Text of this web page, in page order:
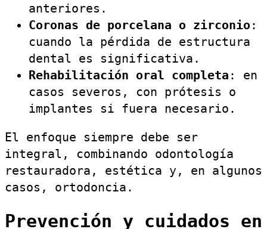
anteriores.
Coronas de porcelana o zirconio :
cuando la pérdida de estructura
dental es significativa.
Rehabilitación oral completa : en
casos severos, con prótesis o
implantes si fuera necesario.
El enfoque siempre debe ser
integral, combinando odontología
restauradora, estética y, en algunos
casos, ortodoncia.
Prevención y cuidados en